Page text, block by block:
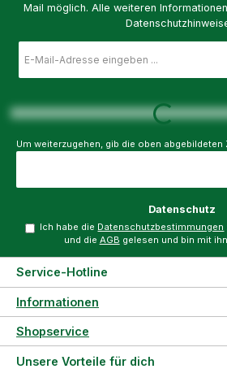
Mail möglich. Alle weiteren
Mail-
Adresse
Loading...
Um weiterzugehen, gib die oben abgebildeten
Datenschutz
Ich habe die Datenschutzbestimmungen
und die AGB gelesen und bin mit
Service-Hotline
Informationen
Shopservice
Unsere Vorteile für dich